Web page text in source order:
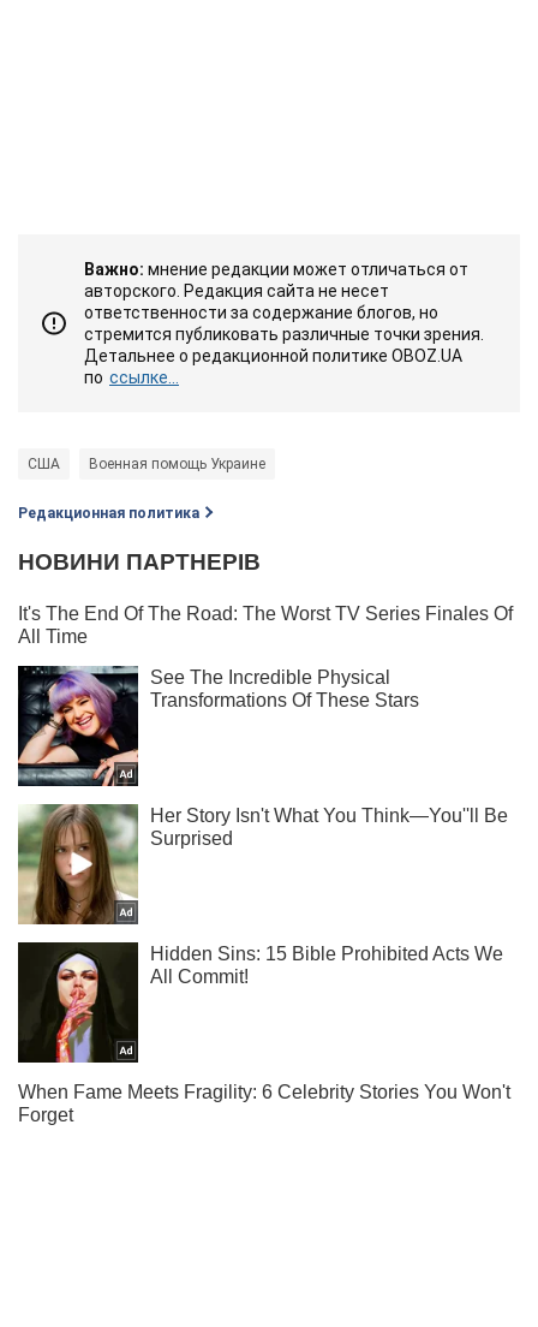
Важно: мнение редакции может отличаться от
авторского. Редакция сайта не несет
ответственности за содержание блогов, но
стремится публиковать различные точки зрения.
Детальнее о редакционной политике OBOZ.UA
по ссылке...
США Военная помощь Украине
Редакционная политика